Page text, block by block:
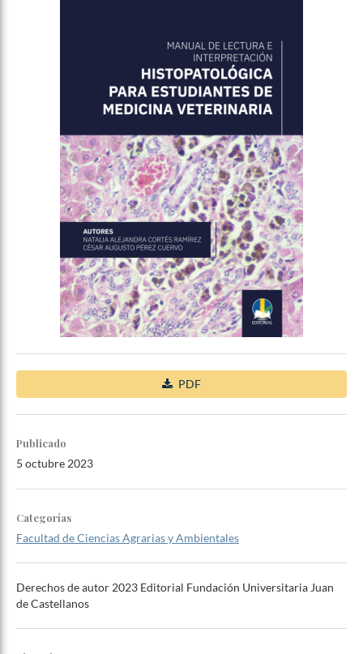
PDF
Publicado
5 octubre 2023
Categorías
Facultad de Ciencias Agrarias y Ambientales
Derechos de autor 2023 Editorial Fundación Universitaria Juan
de Castellanos